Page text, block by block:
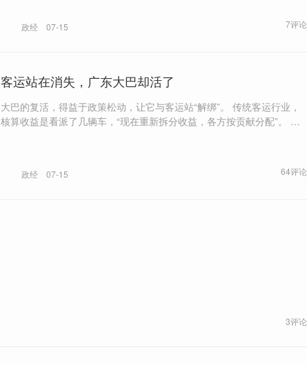
政经 07-15 7评论
客运站在消失，广东大巴却活了
大巴的复活，得益于政策松动，让它与客运站“解绑”。 传统客运行业，
核算收益是看派了几辆车，“现在重新拆分收益，各方按贡献分配”。 深
政经 07-15 64评论
3评论